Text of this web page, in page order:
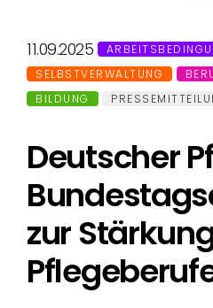
11.09.2025
SELBSTVERWALTUNG
BILDUNG
Deutscher
zur